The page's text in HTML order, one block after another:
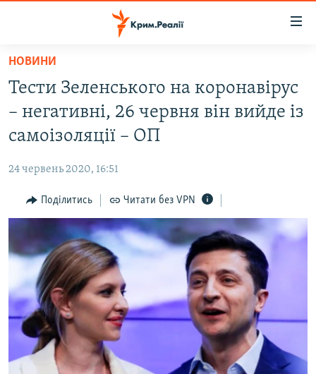
Перейти
основного
матеріалу
до
основної
навігації
Перейти
до
пошуку
ВІДЕО ТА ФОТО
БЛОГИ
ПОГЛЯД
ІНТЕРВ'Ю
ВСЕ ЗА ДЕНЬ
СПЕЦПРОЕКТИ
ДЕПОРТАЦІЯ
ВІДЕОУРОКИ «ELIFBE»
СВІДЧЕННЯ ОКУПАЦІЇ
ЯК ОБІЙТИ БЛОКУВАННЯ
Русский
Qırımtatar
НОВИНИ
Тести Зеленського на коронавірус
– негативні, 26 червня він вийде із
самоізоляції – ОП
24 червень 2020, 16:51
Поділитись Читати без VPN